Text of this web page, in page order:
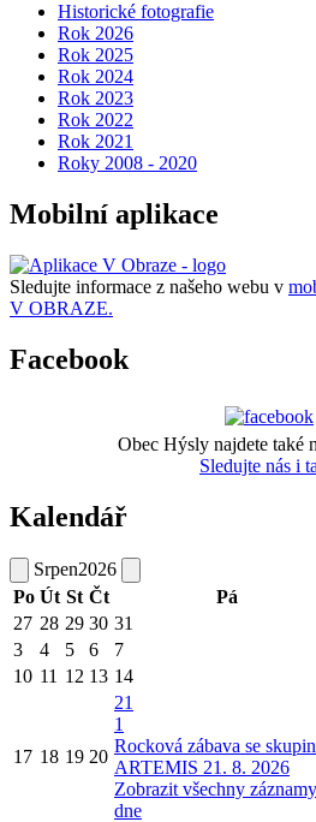
Historické fotografie
Rok 2026
Rok 2025
Rok 2024
Rok 2023
Rok 2022
Rok 2021
Roky 2008 - 2020
Mobilní aplikace
Sledujte informace z našeho webu v
V OBRAZE.
Facebook
Obec Hýsly najdete také
Sledujte nás i
Kalendář
Srpen2026
Po Út St Čt Pá
27 28 29 30 31
3
4 5 6 7
10 11 12 13 14
17 18 19 20
21
1
Rocková zábava se
ARTEMIS 21. 8. 2026
Zobrazit všechny
dne